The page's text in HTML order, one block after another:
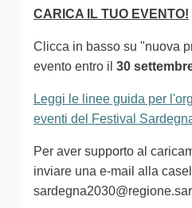
CARICA IL TUO EVENTO!
Clicca in basso su "nuova
evento entro il 30
Leggi le linee guida per
eventi del Festival
Per aver supporto al
inviare una e-mail alla